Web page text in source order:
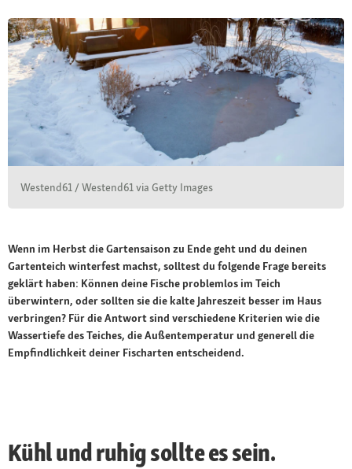
Westend61 / Westend61 via Getty Images
Wenn im Herbst die Gartensaison zu Ende geht und du deinen
Gartenteich winterfest machst, solltest du folgende Frage bereits
geklärt haben: Können deine Fische problemlos im Teich
überwintern, oder sollten sie die kalte Jahreszeit besser im Haus
verbringen? Für die Antwort sind verschiedene Kriterien wie die
Wassertiefe des Teiches, die Außentemperatur und generell die
Empfindlichkeit deiner Fischarten entscheidend.
Kühl und ruhig sollte es sein.